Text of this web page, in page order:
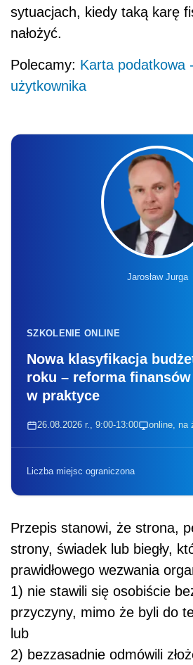
sytuacjach, kiedy taką karę
nałożyć.
Polecamy: Karta podatkowa
użytkownika
Jarosław Jurga
SZKOLENIE ONLINE
Nowa klasyfikacja
roku – reforma
w praktyce
26.08.2026 r., 9:00-13:00 online, na
Liczba miejsc ograniczona
Przepis stanowi, że strona,
strony, świadek lub biegły,
prawidłowego wezwania
1) nie stawili się osobiście
przyczyny, mimo że byli do
lub
2) bezzasadnie odmówili